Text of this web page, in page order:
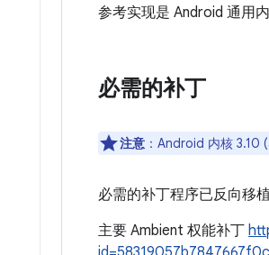
参考实现是 Android 通用
必需的补丁
注意 ：Android 内核 3.10
必需的补丁程序已反向移
主要 Ambient 权能补丁